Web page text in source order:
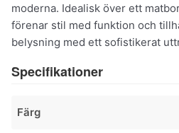
moderna. Idealisk över ett
förenar stil med funktion och
belysning med ett sofistikerat
Specifikationer
Färg